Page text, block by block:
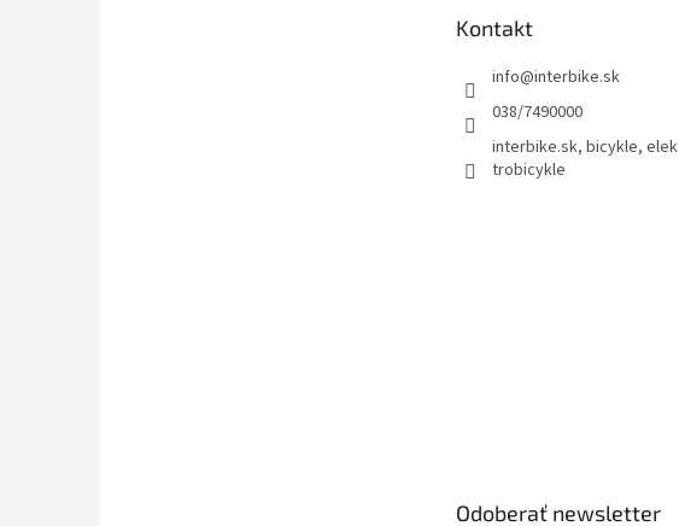
Kontakt
info@interbike.sk
038/7490000
interbike.sk, bicykle, elek
trobicykle
Odoberať newsletter